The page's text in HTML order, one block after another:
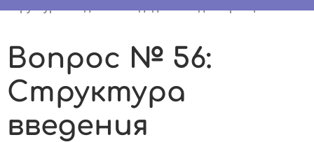
Вопрос № 56:
Структура
введения